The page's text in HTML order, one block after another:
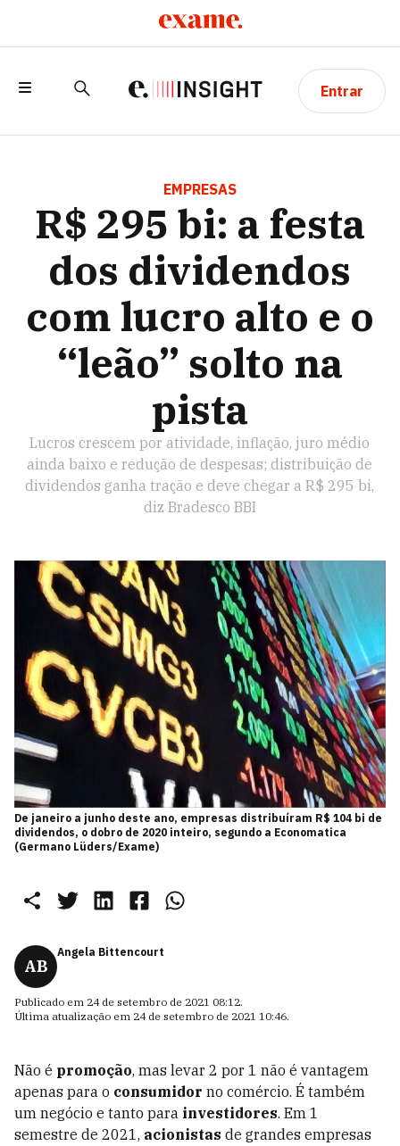
Entrar
COM LUCRO ALTO E O “LEÃO” SOLTO NA
PISTA
EMPRESAS
R$ 295 bi: a festa
dos dividendos
com lucro alto e o
“leão” solto na
pista
Lucros crescem por atividade, inflação, juro médio
ainda baixo e redução de despesas; distribuição de
dividendos ganha tração e deve chegar a R$ 295 bi,
diz Bradesco BBI
De janeiro a junho deste ano, empresas distribuíram R$ 104 bi de
dividendos, o dobro de 2020 inteiro, segundo a Economatica
(Germano Lüders/Exame)
AB
Angela Bittencourt
Publicado em 24 de setembro de 2021 08:12.
Última atualização em 24 de setembro de 2021 10:46.
Não é promoção, mas levar 2 por 1 não é vantagem
apenas para o consumidor no comércio. É também
um negócio e tanto para investidores. Em 1
semestre de 2021, acionistas de grandes empresas